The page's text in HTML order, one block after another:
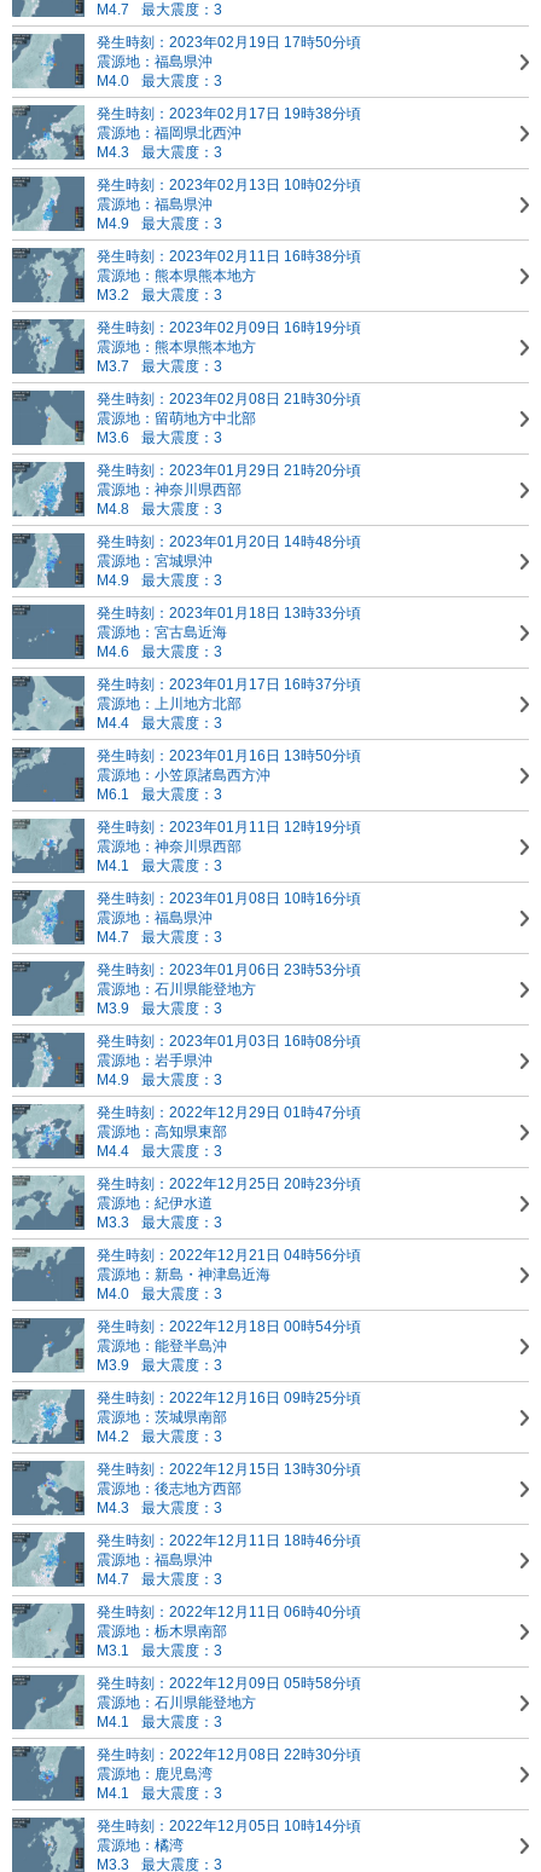
M4.7
最大震度：3
発生時刻：2023年02月19日 17時50分頃
震源地：福島県沖
M4.0
最大震度：3
発生時刻：2023年02月17日 19時38分頃
震源地：福岡県北西沖
M4.3
最大震度：3
発生時刻：2023年02月13日 10時02分頃
震源地：福島県沖
M4.9
最大震度：3
発生時刻：2023年02月11日 16時38分頃
震源地：熊本県熊本地方
M3.2
最大震度：3
発生時刻：2023年02月09日 16時19分頃
震源地：熊本県熊本地方
M3.7
最大震度：3
発生時刻：2023年02月08日 21時30分頃
震源地：留萌地方中北部
M3.6
最大震度：3
発生時刻：2023年01月29日 21時20分頃
震源地：神奈川県西部
M4.8
最大震度：3
発生時刻：2023年01月20日 14時48分頃
震源地：宮城県沖
M4.9
最大震度：3
発生時刻：2023年01月18日 13時33分頃
震源地：宮古島近海
M4.6
最大震度：3
発生時刻：2023年01月17日 16時37分頃
震源地：上川地方北部
M4.4
最大震度：3
発生時刻：2023年01月16日 13時50分頃
震源地：小笠原諸島西方沖
M6.1
最大震度：3
発生時刻：2023年01月11日 12時19分頃
震源地：神奈川県西部
M4.1
最大震度：3
発生時刻：2023年01月08日 10時16分頃
震源地：福島県沖
M4.7
最大震度：3
発生時刻：2023年01月06日 23時53分頃
震源地：石川県能登地方
M3.9
最大震度：3
発生時刻：2023年01月03日 16時08分頃
震源地：岩手県沖
M4.9
最大震度：3
発生時刻：2022年12月29日 01時47分頃
震源地：高知県東部
M4.4
最大震度：3
発生時刻：2022年12月25日 20時23分頃
震源地：紀伊水道
M3.3
最大震度：3
発生時刻：2022年12月21日 04時56分頃
震源地：新島・神津島近海
M4.0
最大震度：3
発生時刻：2022年12月18日 00時54分頃
震源地：能登半島沖
M3.9
最大震度：3
発生時刻：2022年12月16日 09時25分頃
震源地：茨城県南部
M4.2
最大震度：3
発生時刻：2022年12月15日 13時30分頃
震源地：後志地方西部
M4.3
最大震度：3
発生時刻：2022年12月11日 18時46分頃
震源地：福島県沖
M4.7
最大震度：3
発生時刻：2022年12月11日 06時40分頃
震源地：栃木県南部
M3.1
最大震度：3
発生時刻：2022年12月09日 05時58分頃
震源地：石川県能登地方
M4.1
最大震度：3
発生時刻：2022年12月08日 22時30分頃
震源地：鹿児島湾
M4.1
最大震度：3
発生時刻：2022年12月05日 10時14分頃
震源地：橘湾
M3.3
最大震度：3